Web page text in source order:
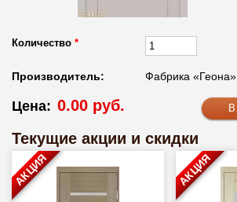
Количество *
Производитель: Фабрика «Геона»
Цена: 0.00 руб.
Текущие акции и скидки
АКЦИЯ АКЦИЯ